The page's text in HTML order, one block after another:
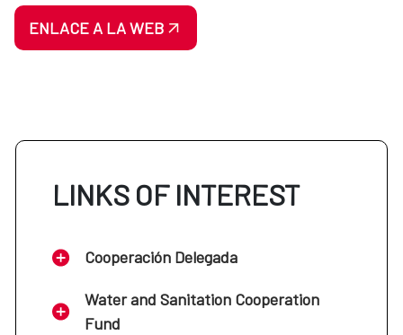
ENLACE A LA WEB
LINKS OF INTEREST
Cooperación Delegada
Water and Sanitation Cooperation
Fund